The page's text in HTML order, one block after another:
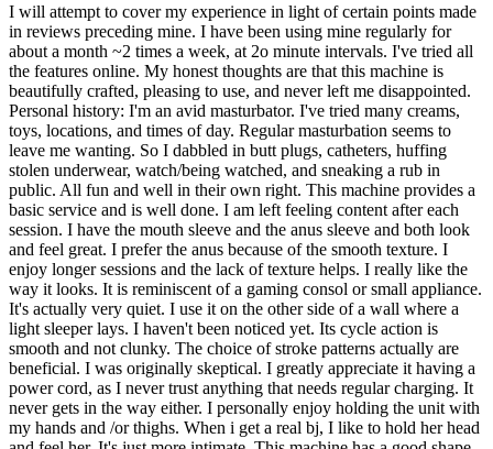
I will attempt to cover my experience in light of certain points made
in reviews preceding mine. I have been using mine regularly for
about a month ~2 times a week, at 2o minute intervals. I've tried all
the features online. My honest thoughts are that this machine is
beautifully crafted, pleasing to use, and never left me disappointed.
Personal history: I'm an avid masturbator. I've tried many creams,
toys, locations, and times of day. Regular masturbation seems to
leave me wanting. So I dabbled in butt plugs, catheters, huffing
stolen underwear, watch/being watched, and sneaking a rub in
public. All fun and well in their own right. This machine provides a
basic service and is well done. I am left feeling content after each
session. I have the mouth sleeve and the anus sleeve and both look
and feel great. I prefer the anus because of the smooth texture. I
enjoy longer sessions and the lack of texture helps. I really like the
way it looks. It is reminiscent of a gaming consol or small appliance.
It's actually very quiet. I use it on the other side of a wall where a
light sleeper lays. I haven't been noticed yet. Its cycle action is
smooth and not clunky. The choice of stroke patterns actually are
beneficial. I was originally skeptical. I greatly appreciate it having a
power cord, as I never trust anything that needs regular charging. It
never gets in the way either. I personally enjoy holding the unit with
my hands and /or thighs. When i get a real bj, I like to hold her head